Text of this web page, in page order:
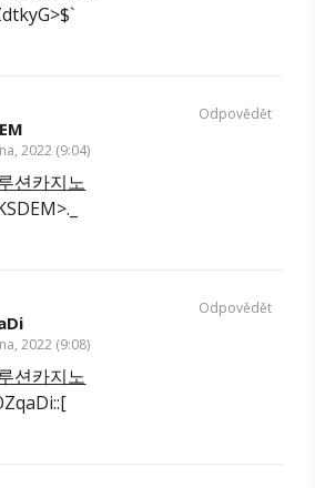
2022 (9:04)
션카지노
Odpovědět
2022 (9:08)
션카지노
Odpovědět